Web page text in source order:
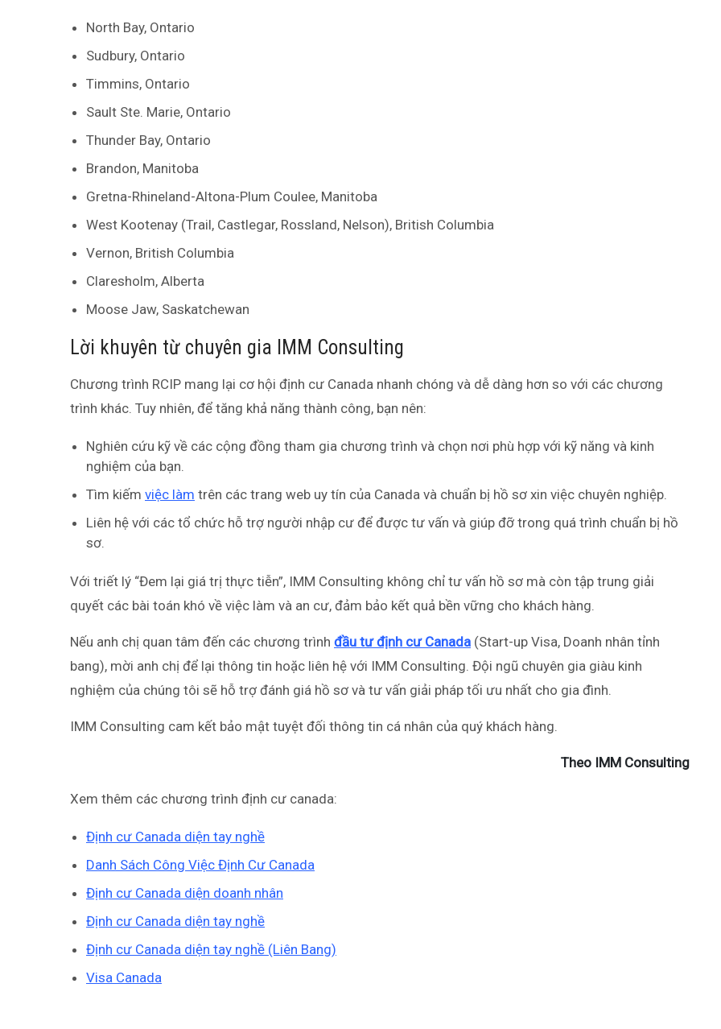
North Bay, Ontario
Sudbury, Ontario
Timmins, Ontario
Sault Ste. Marie, Ontario
Thunder Bay, Ontario
Brandon, Manitoba
Gretna-Rhineland-Altona-Plum Coulee, Manitoba
West Kootenay (Trail, Castlegar, Rossland, Nelson), British Columbia
Vernon, British Columbia
Claresholm, Alberta
Moose Jaw, Saskatchewan
Lời khuyên từ chuyên gia IMM Consulting
Chương trình RCIP mang lại cơ hội định cư Canada nhanh chóng và dễ dàng hơn so với các chương
trình khác. Tuy nhiên, để tăng khả năng thành công, bạn nên:
Nghiên cứu kỹ về các cộng đồng tham gia chương trình và chọn nơi phù hợp với kỹ năng và kinh
nghiệm của bạn.
Tìm kiếm việc làm trên các trang web uy tín của Canada và chuẩn bị hồ sơ xin việc chuyên nghiệp.
Liên hệ với các tổ chức hỗ trợ người nhập cư để được tư vấn và giúp đỡ trong quá trình chuẩn bị hồ
sơ.
Với triết lý “Đem lại giá trị thực tiễn”, IMM Consulting không chỉ tư vấn hồ sơ mà còn tập trung giải
quyết các bài toán khó về việc làm và an cư, đảm bảo kết quả bền vững cho khách hàng.
Nếu anh chị quan tâm đến các chương trình đầu tư định cư Canada (Start-up Visa, Doanh nhân tỉnh
bang), mời anh chị để lại thông tin hoặc liên hệ với IMM Consulting. Đội ngũ chuyên gia giàu kinh
nghiệm của chúng tôi sẽ hỗ trợ đánh giá hồ sơ và tư vấn giải pháp tối ưu nhất cho gia đình.
IMM Consulting cam kết bảo mật tuyệt đối thông tin cá nhân của quý khách hàng.
Theo IMM Consulting
Xem thêm các chương trình định cư canada:
Định cư Canada diện tay nghề
Danh Sách Công Việc Định Cư Canada
Định cư Canada diện doanh nhân
Định cư Canada diện tay nghề
Định cư Canada diện tay nghề (Liên Bang)
Visa Canada